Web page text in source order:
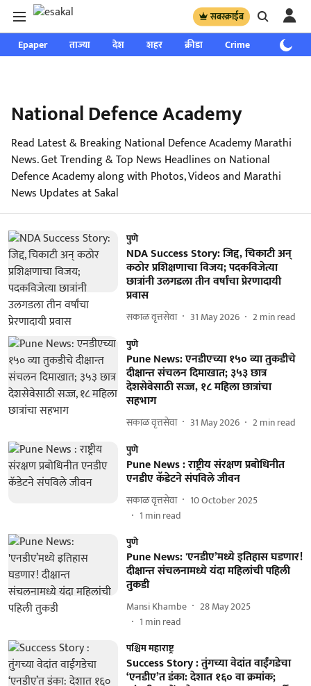
सबस्क्राईब
Epaper ताज्या देश शहर क्रीडा Crime साप्ताहिक
National Defence Academy
Read Latest & Breaking National Defence Academy Marathi
News. Get Trending & Top News Headlines on National
Defence Academy along with Photos, Videos and Marathi
News Updates at Sakal
पुणे
NDA Success Story: जिद्द, चिकाटी अन्
कठोर प्रशिक्षणाचा विजय; पदकविजेत्या
छात्रांनी उलगडला तीन वर्षांचा प्रेरणादायी
प्रवास
सकाळ वृत्तसेवा 31 May 2026 2min read
पुणे
Pune News: एनडीएच्या १५० व्या तुकडीचे
दीक्षान्त संचलन दिमाखात; ३५३ छात्र
देशसेवेसाठी सज्ज, १८ महिला छात्रांचा
सहभाग
सकाळ वृत्तसेवा 31 May 2026 2min read
पुणे
Pune News : राष्ट्रीय संरक्षण प्रबोधिनीत
एनडीए कॅडेटने संपविले जीवन
सकाळ वृत्तसेवा
10 October 2025
1 min read
पुणे
Pune News: 'एनडीए’मध्ये इतिहास घडणार!
दीक्षान्त संचलनामध्ये यंदा महिलांची पहिली
तुकडी
Mansi Khambe
28 May 2025
1 min read
पश्चिम महाराष्ट्र
Success Story : तुंगच्या वेदांत वाईंगडेचा
‘एनडीए’त डंका: देशात १६० वा क्रमांक;